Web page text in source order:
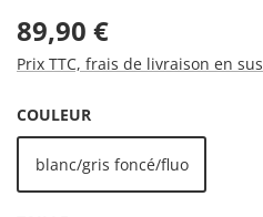
Prix régulier :
89,90 €
Prix TTC, frais de livraison en sus
SÉLECTIONNEZ
COULEUR
blanc/gris foncé/fluo